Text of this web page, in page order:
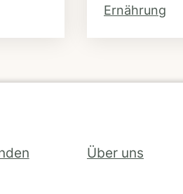
Ernährung
Über uns